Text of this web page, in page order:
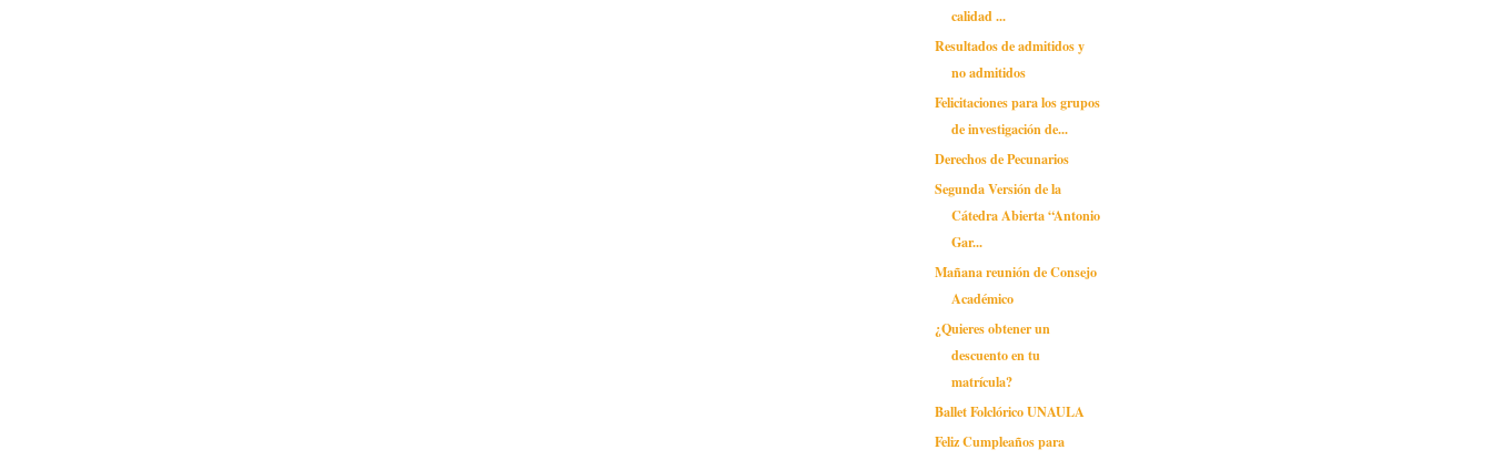
calidad ...
Resultados de admitidos y
no admitidos
Felicitaciones para los grupos
de investigación de...
Derechos de Pecunarios
Segunda Versión de la
Cátedra Abierta “Antonio
Gar...
Mañana reunión de Consejo
Académico
¿Quieres obtener un
descuento en tu
matrícula?
Ballet Folclórico UNAULA
Feliz Cumpleaños para